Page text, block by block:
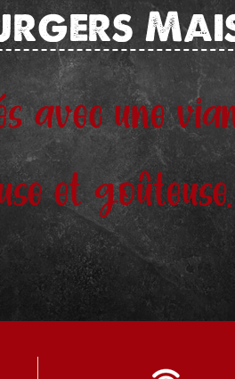
avec une
et goûteuse.